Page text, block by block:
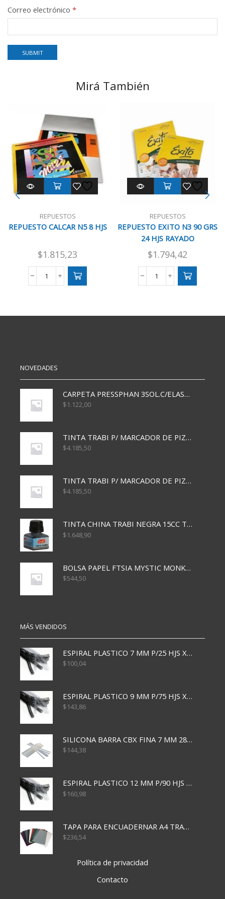
Correo electrónico *
Mirá También
REPUESTOS
REPUESTO CALCAR N5 8 HJS
$1.815,23
REPUESTO
HJS
REPUESTOS
REPUESTO EXITO N3 90 GRS
24 HJS RAYADO
$1.794,42
REPUESTO
GRS
NOVEDADES
CARPETA PRESSPHAN 3SOL.C/ELAST MARRON A4 P01A
$1.122,00
TINTA TRABI P/ MARCADOR DE PIZARRA x30ml AZUL
$4.185,50
TINTA TRABI P/ MARCADOR DE PIZARRA x30ml ROJO
$4.185,50
TINTA CHINA TRABI NEGRA 15CC TR3460
$1.648,90
BOLSA PAPEL FTSIA MYSTIC MONKEY 14/08/20
$544,50
MÁS VENDIDOS
ESPIRAL PLASTICO 7 MM P/25 HJS X50x3000
$100,04
ESPIRAL PLASTICO 9 MM P/75 HJS X50X2400
$143,86
SILICONA BARRA CBX FINA 7 MM 28 CM
$144,38
ESPIRAL PLASTICO 12 MM P/90 HJS X50X1500
$160,98
TAPA PARA ENCUADERNAR A4 TRANSP x50x500
$236,54
Política de privacidad
Contacto